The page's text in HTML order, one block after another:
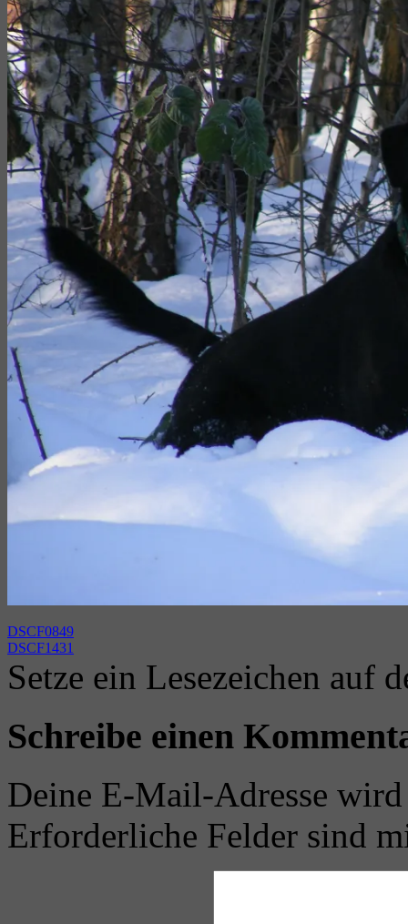
DSCF0849
DSCF1431
Setze ein Lesezeichen auf
Schreibe einen
Deine E-Mail-Adresse
Erforderliche Felder sind